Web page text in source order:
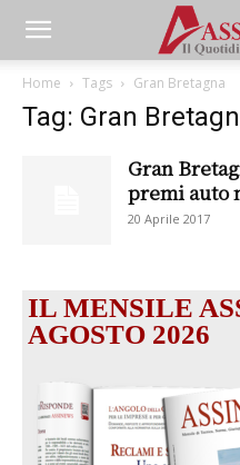
Home Tags Gran Bretagna
Tag: Gran
Gran
premi auto
20 Aprile 2017
IL MENSILE
AGOSTO 2026